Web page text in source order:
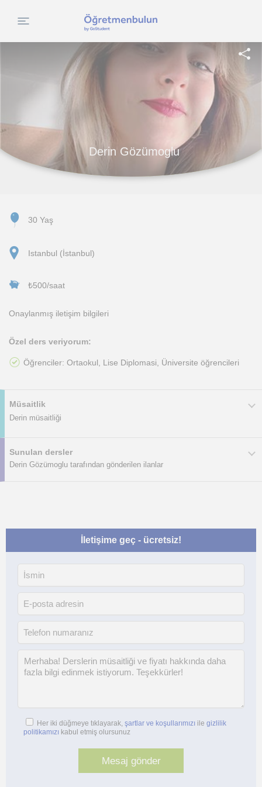
Derin Gözümoglu
30 Yaş
Istanbul (İstanbul)
₺500/saat
Onaylanmış iletişim bilgileri
Özel ders veriyorum:
Öğrenciler: Ortaokul, Lise Diplomasi, Üniversite öğrencileri
Müsaitlik
Derin müsaitliği
Sunulan dersler
Derin Gözümoglu tarafından gönderilen ilanlar
İletişime geç - ücretsiz!
Her iki düğmeye tıklayarak, şartlar ve koşullarımızı ile gizlilik
politikamızı kabul etmiş olursunuz